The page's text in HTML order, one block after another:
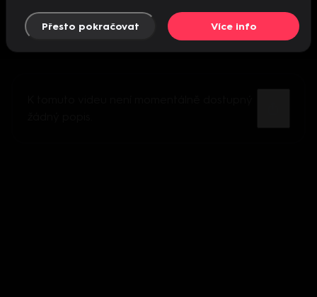
Přesto pokračovat Více info